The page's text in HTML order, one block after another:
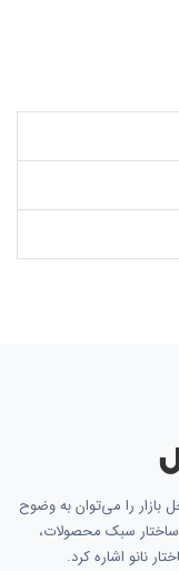
بازار را می‌توان به وضوح
ساختار سبک محصولات،
نانو اشاره کرد.